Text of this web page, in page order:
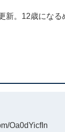
新。12歳になる
Oa0dYicfIn